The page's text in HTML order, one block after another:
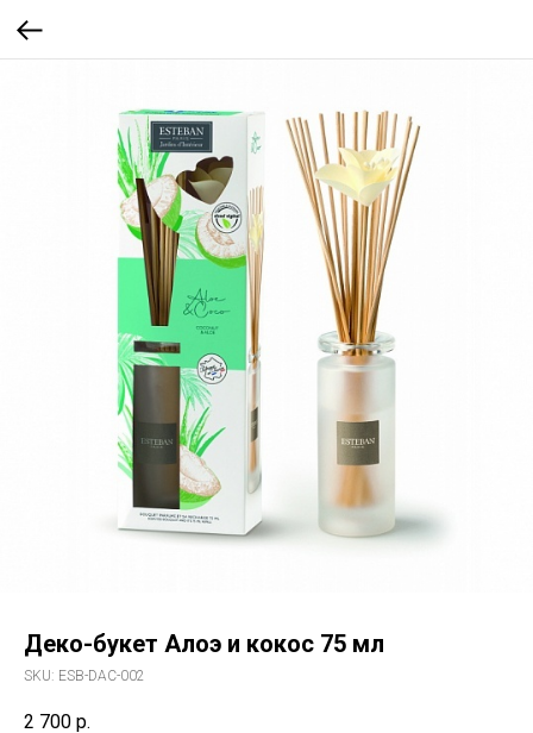
Деко-букет Алоэ и кокос 75 мл
SKU: ESB-DAC-002
2 700 р.